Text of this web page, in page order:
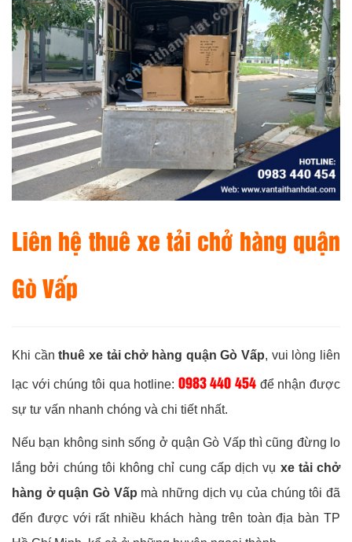
Liên hệ thuê xe tải chở hàng quận
Gò Vấp
Khi cầnthuê xe tải chở hàng quận Gò Vấp, vui lòng liên
lạc với chúng tôi qua hotline: 0983 440 454 để nhận được
sự tư vấn nhanh chóng và chi tiết nhất.
Nếu bạn không sinh sống ở quận Gò Vấp thì cũng đừng lo
lắng bởi chúng tôi không chỉ cung cấp dịch vụ xe tải chở
hàng ở quận Gò Vấp mà những dịch vụ của chúng tôi đã
đến được với rất nhiều khách hàng trên toàn địa bàn TP